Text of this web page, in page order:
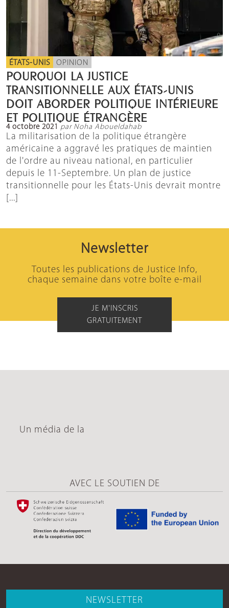
ÉTATS-UNIS OPINION
POURQUOI LA JUSTICE
TRANSITIONNELLE AUX ÉTATS-UNIS
DOIT ABORDER POLITIQUE INTÉRIEURE
ET POLITIQUE ÉTRANGÈRE
4 octobre 2021 par Noha Aboueldahab
La militarisation de la politique étrangère
américaine a aggravé les pratiques de maintien
de l'ordre au niveau national, en particulier
depuis le 11-Septembre. Un plan de justice
transitionnelle pour les États-Unis devrait montre
[...]
Newsletter
Toutes les publications de Justice Info,
chaque semaine dans votre boîte e-mail
JE M'INSCRIS
GRATUITEMENT
Un média de la
AVEC LE SOUTIEN DE
NEWSLETTER